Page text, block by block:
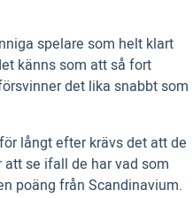
spelare som helt klart
känns som att så fort
det lika snabbt som
långt efter krävs det att de
att se ifall de har vad som
poäng från Scandinavium.